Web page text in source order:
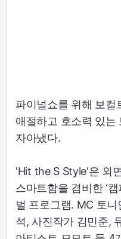
파이널쇼를 위해 보컬
애절하고 호소력 있는
자아냈다.
'Hit the S Style'은 외
스마트함을 겸비한 ‘
벌 프로그램. MC 토
석, 사진작가 김민준,